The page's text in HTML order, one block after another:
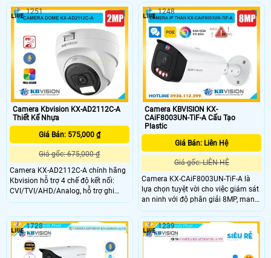
ban đêm linh hoạt. Ngoài ra camera
KX-AD4112N-A còn được nâng cao
khả năng bảo vệ an ninh với trang
bị tính năng phát hiện người chính
xác.
DWDR, xem hình ban đêm sáng đẹp
với Full Color trong khoảng cách
20m. Thích hợp lắp đặt trong nhà
xưởng với thân plastic
Camera Kbvision KX-AD2112C-A
Thiết Kế Nhựa
Giá Bán: 575,000 ₫
Giá gốc: 675,000 ₫
Camera KX-AD2112C-A chính hãng
Kbvision hỗ trợ 4 chế độ kết nối:
CVI/TVI/AHD/Analog, hỗ trợ ghi
hình sắc nét 1080P. Camera
bị thêm đèn led trắng có tầm xa
20m và hồng ngoại 25m, kết hợp
các tính năng chống ngược sáng
DWDR, chống nhiễu 2DNR, BLC, HLC,
1251
Camera KBVISION KX-
CAiF8003UN-TiF-A Cấu Tạo
Plastic
Giá Bán: Liên Hệ
Giá gốc: LIÊN HỆ
Camera KX-CAiF8003UN-TiF-A là
lựa chọn tuyệt vời cho việc giám sát
an ninh với độ phân giải 8MP, mang
lại hình ảnh rõ nét. Với khả năng
báo động chủ động bằng đèn led
xanh đỏ và còi hú 110dB, camera
đảm bảo phát hiện và cảnh báo khi
1248
1728 1239